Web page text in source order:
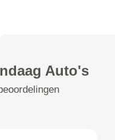
Auto's